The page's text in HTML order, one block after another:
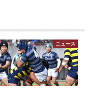
ニュース